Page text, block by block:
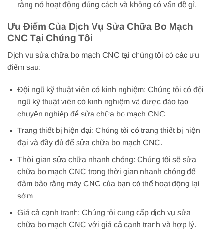
rằng nó hoạt động đúng cách và không có vấn đề gì.
Ưu Điểm Của Dịch Vụ Sửa Chữa Bo Mạch
CNC Tại Chúng Tôi
Dịch vụ sửa chữa bo mạch CNC tại chúng tôi có các ưu
điểm sau:
Đội ngũ kỹ thuật viên có kinh nghiệm: Chúng tôi có đội
ngũ kỹ thuật viên có kinh nghiệm và được đào tạo
chuyên nghiệp để sửa chữa bo mạch CNC.
Trang thiết bị hiện đại: Chúng tôi có trang thiết bị hiện
đại và đầy đủ để sửa chữa bo mạch CNC.
Thời gian sửa chữa nhanh chóng: Chúng tôi sẽ sửa
chữa bo mạch CNC trong thời gian nhanh chóng để
đảm bảo rằng máy CNC của bạn có thể hoạt động lại
sớm.
Giá cả cạnh tranh: Chúng tôi cung cấp dịch vụ sửa
chữa bo mạch CNC với giá cả cạnh tranh và hợp lý.